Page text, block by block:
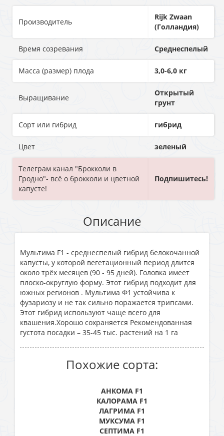
Производитель
Rijk Zwaan
(Голландия)
Время созревания Среднеспелый
Масса (размер) плода 3,0-6,0 кг
Выращивание
Открытый
грунт
Сорт или гибрид гибрид
Цвет зеленый
Телеграм канал "Брокколи в
Гродно"- всё о брокколи и цветной
капусте!
Подпишитесь!
Описание
Мультима F1 - среднеспелый гибрид белокочанной
капусты, у которой вегетационный период длится
около трёх месяцев (90 - 95 дней). Головка имеет
плоско-округлую форму. Этот гибрид подходит для
южных регионов . Мультима Ф1 устойчива к
фузариозу и не так сильно поражается трипсами.
Этот гибрид используют чаще всего для
квашения.Хорошо сохраняется Рекомендованная
густота посадки – 35-45 тыс. растений на 1 га
Похожие сорта:
АНКОМА F1
КАЛОРАМА F1
ЛАГРИМА F1
МУКСУМА F1
СЕПТИМА F1